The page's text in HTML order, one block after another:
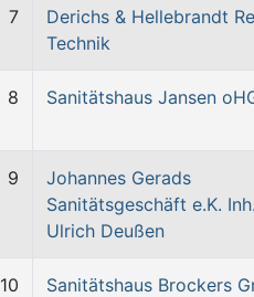
7
Derichs & Hellebrandt
Technik
8 Sanitätshaus Jansen
9
Johannes Gerads
Sanitätsgeschäft e.K.
Ulrich Deußen
10 Sanitätshaus Brockers